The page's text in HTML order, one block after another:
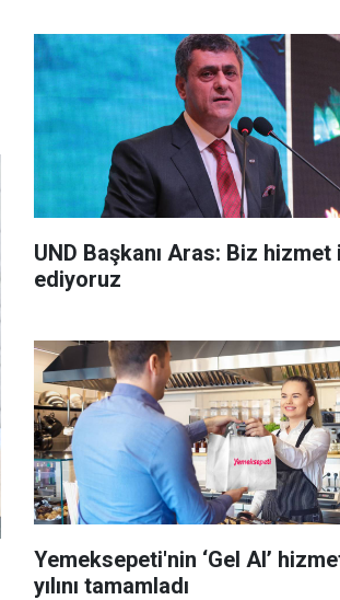
UND Başkanı Aras: Biz hizmet
ediyoruz
Yemeksepeti'nin ‘Gel Al’
yılını tamamladı